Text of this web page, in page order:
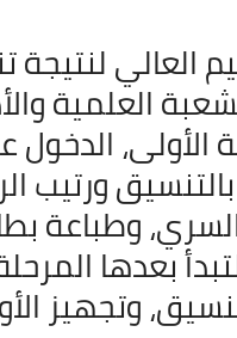
العالي لنتيجة
العلمية
الأولى،
ورتيب
وطباعة
بعدها
وتجهيز